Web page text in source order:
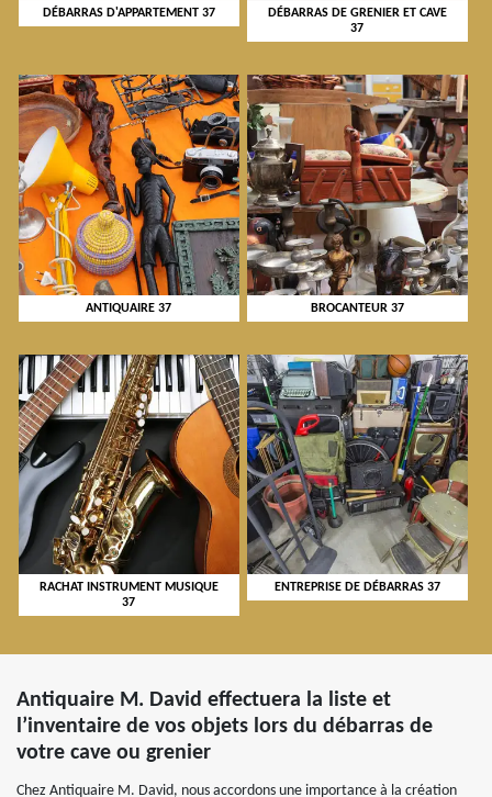
DÉBARRAS D'APPARTEMENT 37
DÉBARRAS DE GRENIER ET CAVE
37
ANTIQUAIRE 37 BROCANTEUR 37
RACHAT INSTRUMENT MUSIQUE
37
ENTREPRISE DE DÉBARRAS 37
Antiquaire M. David effectuera la liste et
l’inventaire de vos objets lors du débarras de
votre cave ou grenier
Chez Antiquaire M. David, nous accordons une importance à la création